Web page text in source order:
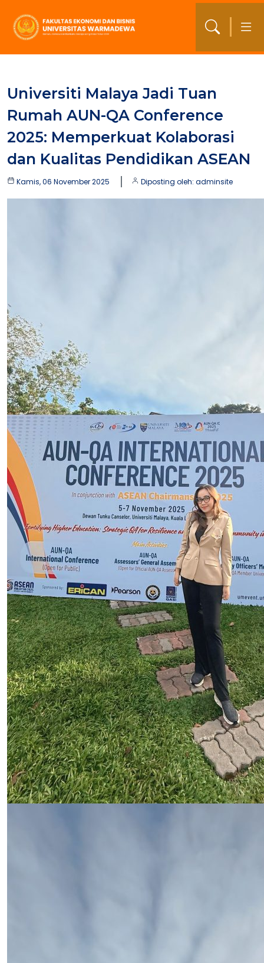
Universiti Malaya Jadi Tuan
Rumah AUN-QA Conference
2025: Memperkuat Kolaborasi
dan Kualitas Pendidikan ASEAN
Kamis, 06 November 2025 Diposting oleh: adminsite